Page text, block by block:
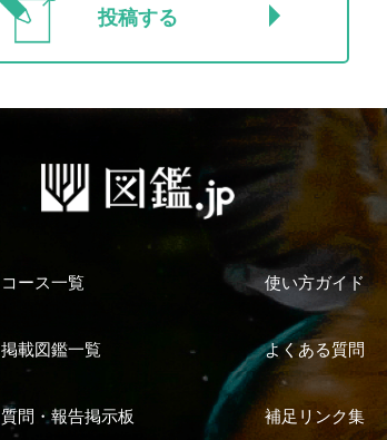
投稿する
コース一覧 使い方ガイド
掲載図鑑一覧 よくある質問
質問・報告掲示板 補足リンク集